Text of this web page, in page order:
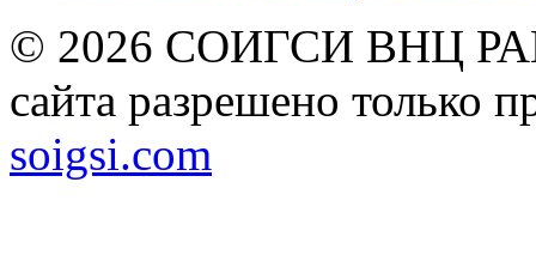
© 2026 СОИГСИ ВНЦ РАН
сайта разрешено только
soigsi.com